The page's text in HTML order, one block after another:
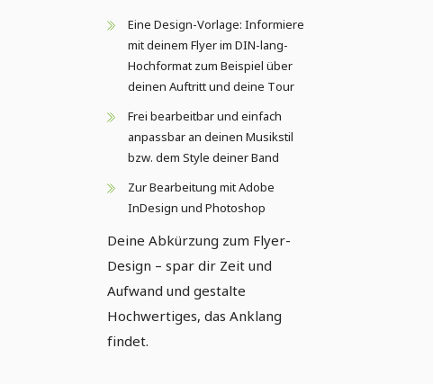
Eine Design-Vorlage: Informiere
mit deinem Flyer im DIN-lang-
Hochformat zum Beispiel über
deinen Auftritt und deine Tour
Frei bearbeitbar und einfach
anpassbar an deinen Musikstil
bzw. dem Style deiner Band
Zur Bearbeitung mit Adobe
InDesign und Photoshop
Deine Abkürzung zum Flyer-
Design – spar dir Zeit und
Aufwand und gestalte
Hochwertiges, das Anklang
findet.